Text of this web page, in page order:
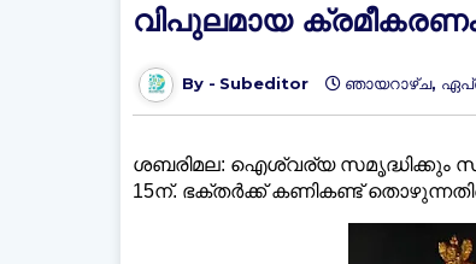
വിപുലമായ
Subeditor ഞായറാഴ്‌ച,
ശബരിമല: ഐശ്വര്യ സമൃദ്ധിക്കും
15ന്. ഭക്തര്‍ക്ക് കണികണ്ട്